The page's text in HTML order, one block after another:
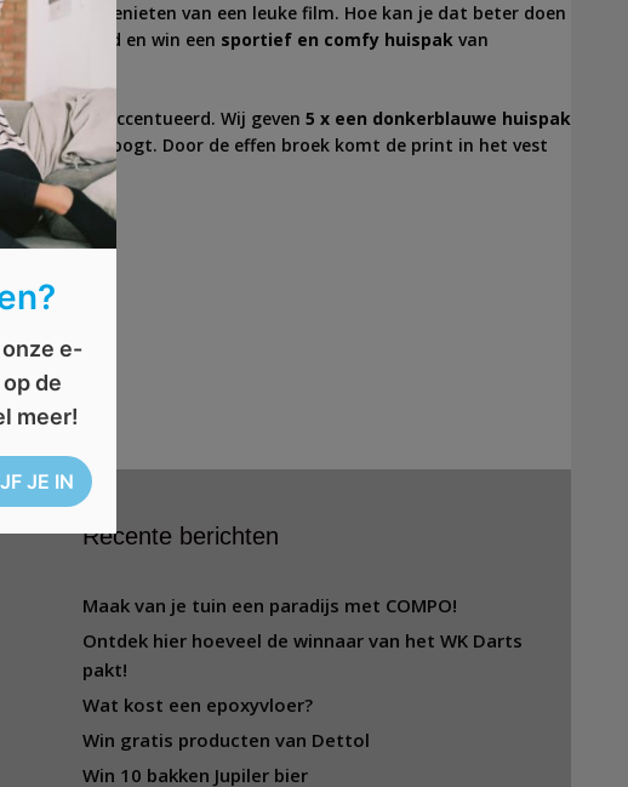
en te genieten van een leuke film. Hoe kan je dat beter doen
wedstrijd en win een sportief en comfy huispak van
geaccentueerd. Wij geven 5 x een donkerblauwe huispak
sportief oogt. Door de effen broek komt de print in het vest
Recente berichten
Maak van je tuin een paradijs met COMPO!
Ontdek hier hoeveel de winnaar van het WK Darts
pakt!
Wat kost een epoxyvloer?
Win gratis producten van Dettol
Win 10 bakken Jupiler bier
e-
de
meer!